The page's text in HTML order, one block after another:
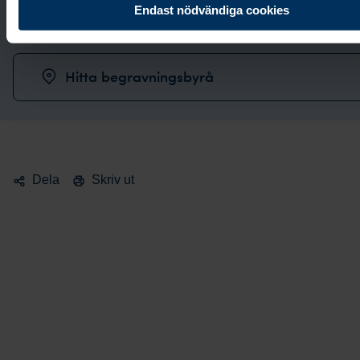
Endast nödvändiga cookies
Hitta begravningsbyrå
Dela Skriv ut